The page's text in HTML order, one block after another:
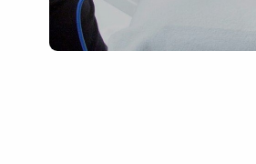
UBICACIONES
🔍 Buscador Clínicas